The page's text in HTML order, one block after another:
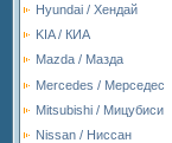
Hyundai / Хендай
KIA / КИА
Mazda / Мазда
Mercedes / Мерседес
Mitsubishi / Мицубиси
Nissan / Ниссан